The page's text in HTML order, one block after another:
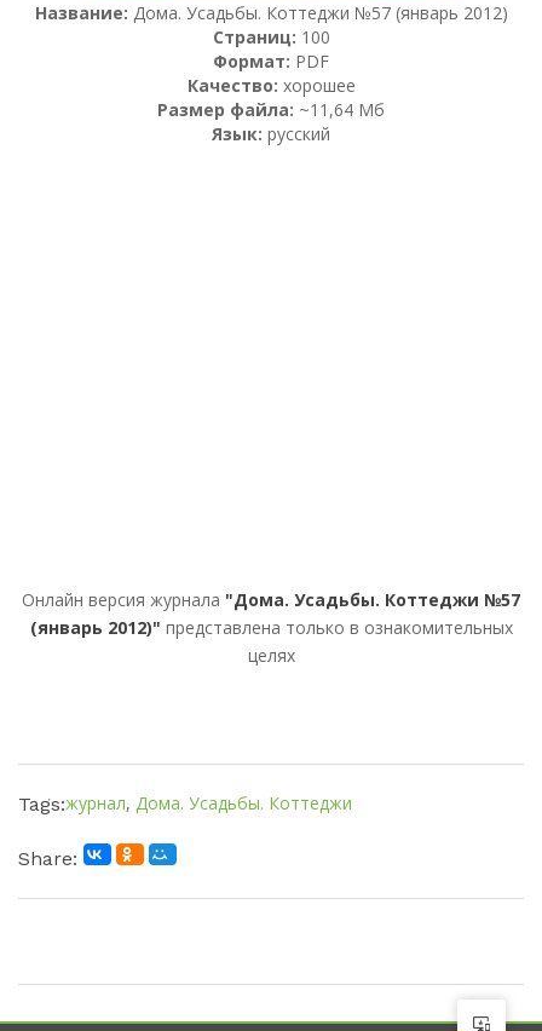
Название: Дома. Усадьбы. Коттеджи №57 (январь 2012)
Страниц: 100
Формат: PDF
Качество: хорошее
Размер файла: ~11,64 Мб
Язык: русский
Онлайн версия журнала "Дома. Усадьбы. Коттеджи №57
(январь 2012)" представлена только в ознакомительных
целях
Tags:журнал, Дома. Усадьбы. Коттеджи
Share: